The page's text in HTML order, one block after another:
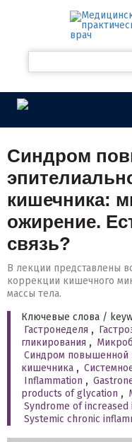
Синдром
кишечника:
ожирение.
связь?
В лекции представлены
коррекции кишечного
массы тела.
Ключевые слова /
Гастронеделя ,
гликирования ,
Синдром повышенной
кишечника ,
Inflammation ,
products of glycation ,
Syndrome of
Systemic chronic